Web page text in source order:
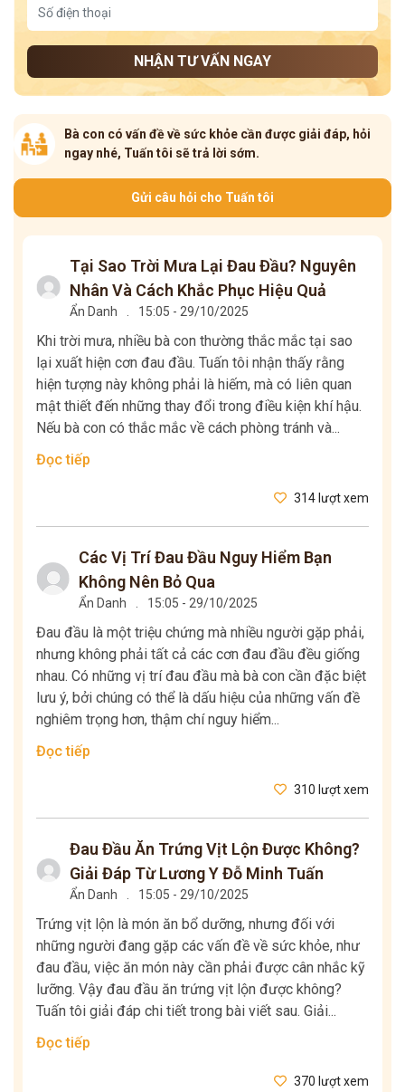
NHẬN TƯ VẤN NGAY
Bà con có vấn đề về sức khỏe cần được giải đáp, hỏi
ngay nhé, Tuấn tôi sẽ trả lời sớm.
Gửi câu hỏi cho Tuấn tôi
Tại Sao Trời Mưa Lại Đau Đầu? Nguyên
Nhân Và Cách Khắc Phục Hiệu Quả
Ẩn Danh 15:05 - 29/10/2025
Khi trời mưa, nhiều bà con thường thắc mắc tại sao
lại xuất hiện cơn đau đầu. Tuấn tôi nhận thấy rằng
hiện tượng này không phải là hiếm, mà có liên quan
mật thiết đến những thay đổi trong điều kiện khí hậu.
Nếu bà con có thắc mắc về cách phòng tránh và...
Đọc tiếp
314 lượt xem
Các Vị Trí Đau Đầu Nguy Hiểm Bạn
Không Nên Bỏ Qua
Ẩn Danh 15:05 - 29/10/2025
Đau đầu là một triệu chứng mà nhiều người gặp phải,
nhưng không phải tất cả các cơn đau đầu đều giống
nhau. Có những vị trí đau đầu mà bà con cần đặc biệt
lưu ý, bởi chúng có thể là dấu hiệu của những vấn đề
nghiêm trọng hơn, thậm chí nguy hiểm...
Đọc tiếp
310 lượt xem
Đau Đầu Ăn Trứng Vịt Lộn Được Không?
Giải Đáp Từ Lương Y Đỗ Minh Tuấn
Ẩn Danh 15:05 - 29/10/2025
Trứng vịt lộn là món ăn bổ dưỡng, nhưng đối với
những người đang gặp các vấn đề về sức khỏe, như
đau đầu, việc ăn món này cần phải được cân nhắc kỹ
lưỡng. Vậy đau đầu ăn trứng vịt lộn được không?
Tuấn tôi giải đáp chi tiết trong bài viết sau. Giải...
Đọc tiếp
370 lượt xem